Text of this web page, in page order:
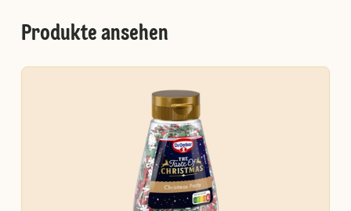
Produkte ansehen